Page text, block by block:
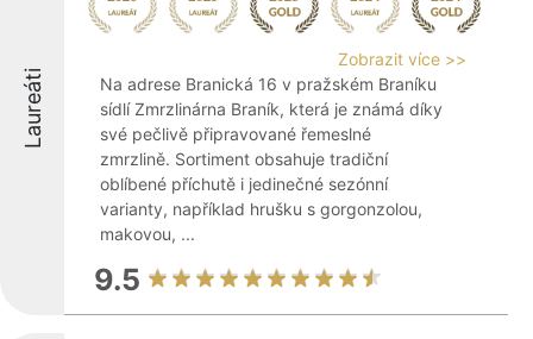
Laureáti
Zobrazit více >>
Na adrese Branická 16 v pražském Braníku
sídlí Zmrzlinárna Braník, která je známá díky
své pečlivě připravované řemeslné
zmrzlině. Sortiment obsahuje tradiční
oblíbené příchutě i jedinečné sezónní
varianty, například hrušku s gorgonzolou,
makovou, ...
9.5